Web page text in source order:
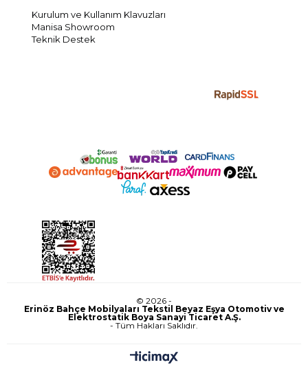
Kurulum ve Kullanım Klavuzları
Manisa Showroom
Teknik Destek
© 2026 -
Erinöz Bahçe Mobilyaları Tekstil Beyaz Eşya Otomotiv ve
Elektrostatik Boya Sanayi Ticaret A.Ş.
- Tüm Hakları Saklıdır.